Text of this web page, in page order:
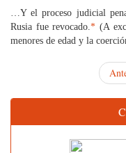
…Y el proceso judicial
Rusia fue revocado.* (A
menores de edad y la